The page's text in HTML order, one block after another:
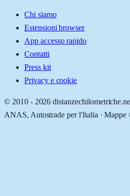
Chi siamo
Estensioni browser
App accesso rapido
Contatti
Press kit
Privacy e cookie
© 2010 - 2026
ANAS, Autostrade per l'Italia · Mappe